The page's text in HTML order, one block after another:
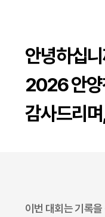
안녕하십
2026 안양
감사드리
이번 대회는 기록